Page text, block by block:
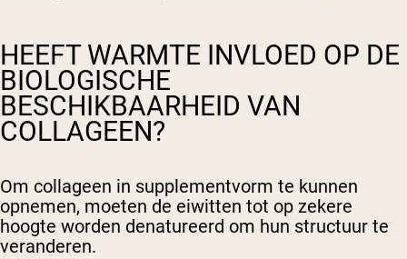
HEEFT WARMTE INVLOED OP DE
BIOLOGISCHE
BESCHIKBAARHEID VAN
COLLAGEEN?
Om collageen in supplementvorm te kunnen
opnemen, moeten de eiwitten tot op zekere
hoogte worden denatureerd om hun structuur te
veranderen.